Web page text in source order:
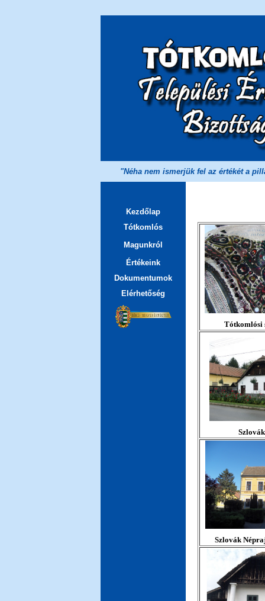
"Néha nem ismerjük fel az értékét a
Kezdőlap
Tótkomlós
Magunkról
Értékeink
Dokumentumok
Elérhetőség
Tótkomlósi
Szlovák